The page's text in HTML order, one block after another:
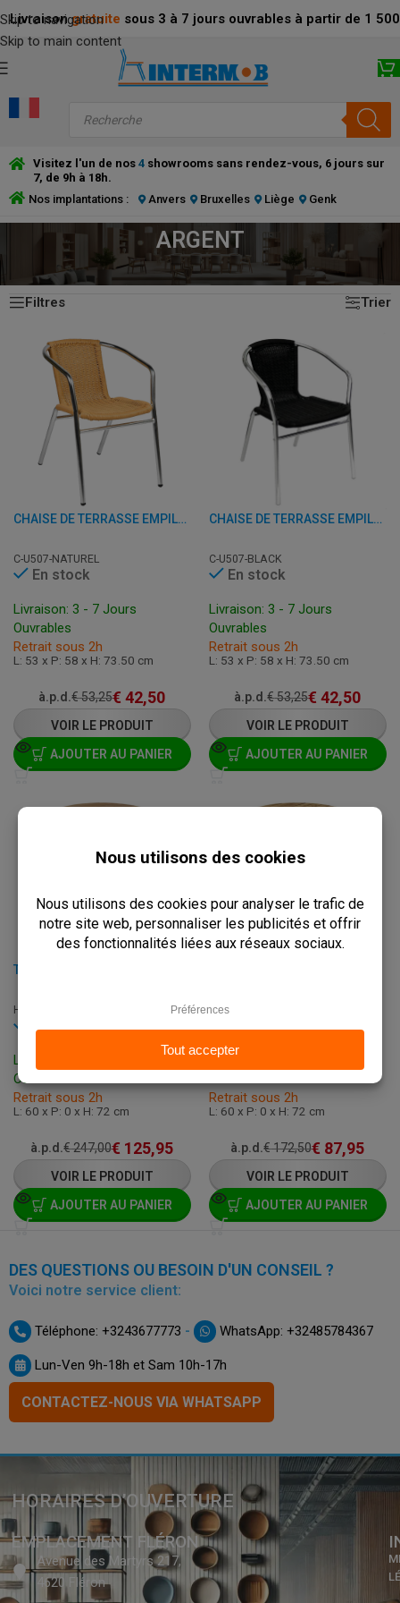
Skip to navigation
Skip to main content
Livraison gratuite sous 3 à 7 jours ouvrables à partir de 1
Visitez l'un de nos 4 showrooms sans rendez-vous, 6 jours sur
7, de 9h à 18h.
Nos implantations :
Anvers Bruxelles Liège Genk
ARGENT
ACCUEIL/PRODUCT COULEUR DU CADRE/ARGENT
4 résultats affichés
Filtres
Trier
CHAISE DE TERRASSE EMPILABLE - U507 - ALUMINIUM/ROTIN
C-U507-NATUREL
En stock
Livraison: 3 - 7 Jours
Ouvrables
Retrait sous 2h
L: 53 x P: 58 x H: 73.50 cm
à.p.d.€53,25€ 42,50
VOIR LE PRODUIT
AJOUTER AU PANIER
CHAISE DE TERRASSE EMPILABLE - U507 - ALUMINIUM/ROTIN
C-U507-BLACK
En stock
Livraison: 3 - 7 Jours
Ouvrables
Retrait sous 2h
L: 53 x P: 58 x H: 73.50 cm
à.p.d.€53,25€ 42,50
VOIR LE PRODUIT
AJOUTER AU PANIER
HC-U424
En stock
Livraison: 3 - 7 Jours
Ouvrables
Retrait sous 2h
L: 60 x P: 0 x H: 72 cm
à.p.d.€247,00€ 125,95
VOIR LE PRODUIT
AJOUTER AU PANIER
C-U428
En stock
Livraison: 3 - 7 Jours
Retrait sous 2h
L: 60 x P: 0 x H: 72 cm
à.p.d.€172,50€ 87,95
VOIR LE PRODUIT
AJOUTER AU PANIER
DES QUESTIONS OU BESOIN D'UN CONSEIL ?
Voici notre service client:
Téléphone: +3243677773 - WhatsApp: +32485784367
Lun-Ven 9h-18h et Sam 10h-17h
CONTACTEZ-NOUS VIA WHATSAPP
HORAIRES D’OUVERTURE
EMPLACEMENT FLÉRON
Avenue des Martyrs 217,
4620 Fléron